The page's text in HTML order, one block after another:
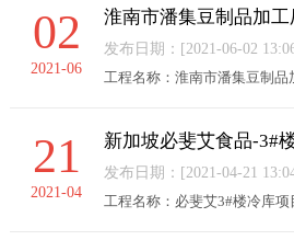
02
2021-06
淮南市潘集豆制品加工
发布日期：[2021-06-02
21
2021-04
新加坡必斐艾食品-3#
发布日期：[2021-04-21